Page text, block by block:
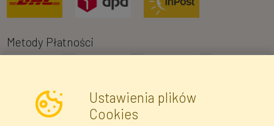
Metody Płatności
Ustawienia plików
Cookies